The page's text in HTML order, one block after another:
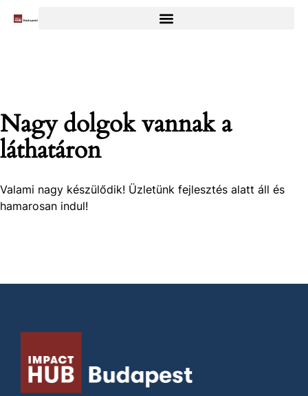
Nagy dolgok vannak a
láthatáron
Valami nagy készülődik! Üzletünk fejlesztés alatt áll és
hamarosan indul!